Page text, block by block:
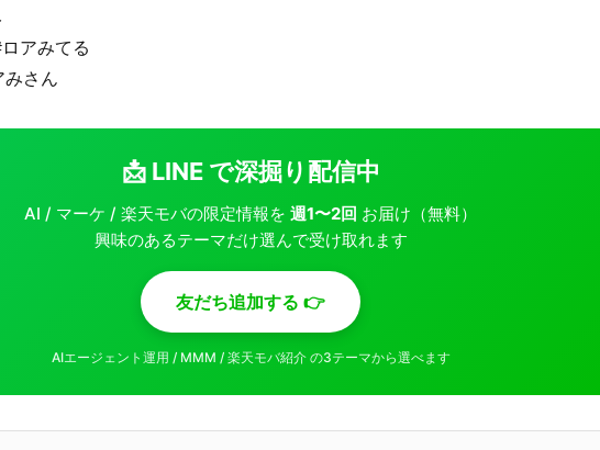
アみてる
みさん
📩 LINE で深掘り配信中
AI / マーケ / 楽天モバの限定情報を週1〜2回 お届け（無料）
興味のあるテーマだけ選んで受け取れます
友だち追加する 👉
AIエージェント運用 / MMM / 楽天モバ紹介 の3テーマから選べます